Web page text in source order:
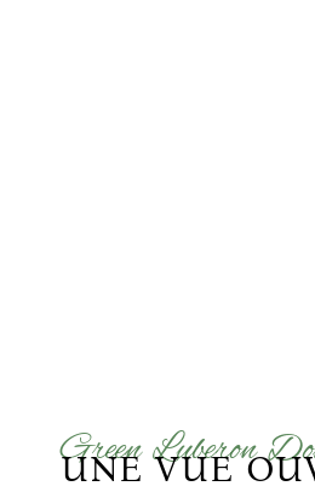
Green Luberon
UNE VUE